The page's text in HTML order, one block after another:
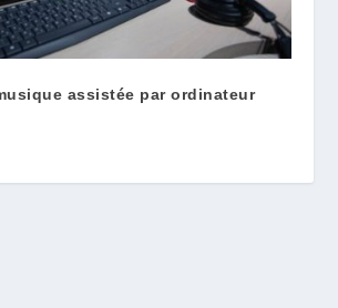
assistée par ordinateur